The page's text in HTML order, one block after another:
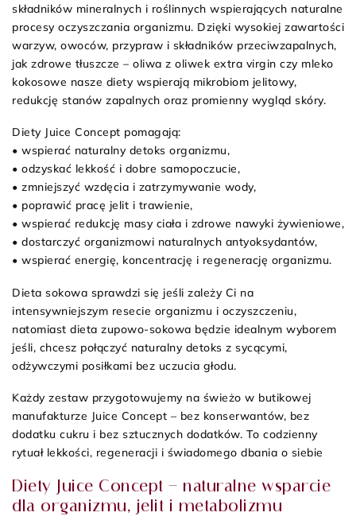
składników mineralnych i roślinnych wspierających naturalne
procesy oczyszczania organizmu. Dzięki wysokiej zawartości
warzyw, owoców, przypraw i składników przeciwzapalnych,
jak zdrowe tłuszcze – oliwa z oliwek extra virgin czy mleko
kokosowe nasze diety wspierają mikrobiom jelitowy,
redukcję stanów zapalnych oraz promienny wygląd skóry.
Diety Juice Concept pomagają:
• wspierać naturalny detoks organizmu,
• odzyskać lekkość i dobre samopoczucie,
• zmniejszyć wzdęcia i zatrzymywanie wody,
• poprawić pracę jelit i trawienie,
• wspierać redukcję masy ciała i zdrowe nawyki żywieniowe,
• dostarczyć organizmowi naturalnych antyoksydantów,
• wspierać energię, koncentrację i regenerację organizmu.
Dieta sokowa sprawdzi się jeśli zależy Ci na
intensywniejszym resecie organizmu i oczyszczeniu,
natomiast dieta zupowo-sokowa będzie idealnym wyborem
jeśli, chcesz połączyć naturalny detoks z sycącymi,
odżywczymi posiłkami bez uczucia głodu.
Każdy zestaw przygotowujemy na świeżo w butikowej
manufakturze Juice Concept – bez konserwantów, bez
dodatku cukru i bez sztucznych dodatków. To codzienny
rytuał lekkości, regeneracji i świadomego dbania o siebie
Diety Juice Concept – naturalne wsparcie
dla organizmu, jelit i metabolizmu